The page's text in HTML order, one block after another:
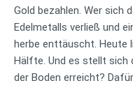
Gold bezahlen. Wer sich
Edelmetalls verließ und
herbe enttäuscht. Heute
Hälfte. Und es stellt sich
der Boden erreicht?